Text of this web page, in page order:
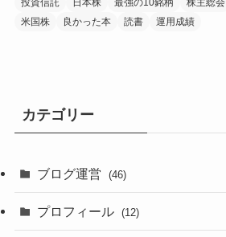
投資信託
日本株 最強の10銘柄 株主総会
米国株
良かった本 読書 運用成績
カテゴリー
ブログ運営 (46)
プロフィール (12)